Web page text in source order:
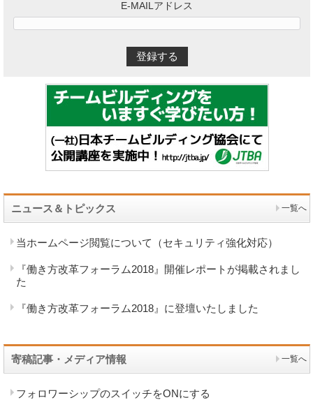
E-MAILアドレス
ニュース＆トピックス 一覧へ
当ホームページ閲覧について（セキュリティ強化対応）
『働き方改革フォーラム2018』開催レポートが掲載されまし
た
『働き方改革フォーラム2018』に登壇いたしました
寄稿記事・メディア情報 一覧へ
フォロワーシップのスイッチをONにする